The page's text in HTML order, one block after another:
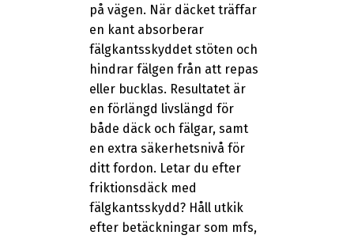
på vägen. När däcket träffar
en kant absorberar
fälgkantsskyddet stöten och
hindrar fälgen från att repas
eller bucklas. Resultatet är
en förlängd livslängd för
både däck och fälgar, samt
en extra säkerhetsnivå för
ditt fordon. Letar du efter
friktionsdäck med
fälgkantsskydd? Håll utkik
efter betäckningar som mfs,